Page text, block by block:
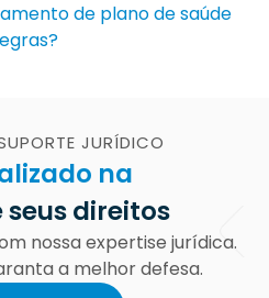
de plano de saúde
JURÍDICO
na
seus direitos
nossa expertise jurídica.
a melhor defesa.